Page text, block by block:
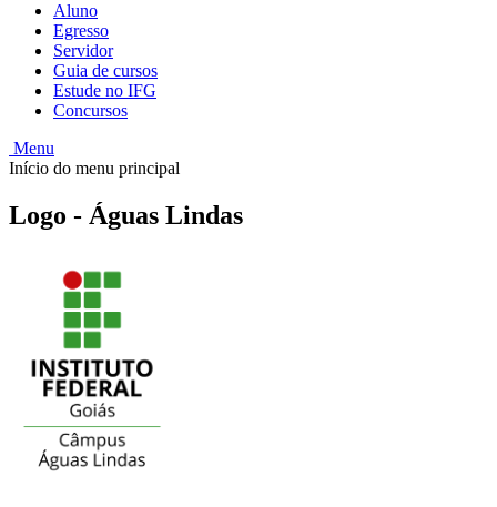
Aluno
Egresso
Servidor
Guia de cursos
Estude no IFG
Concursos
Menu
Início do menu principal
Logo - Águas Lindas